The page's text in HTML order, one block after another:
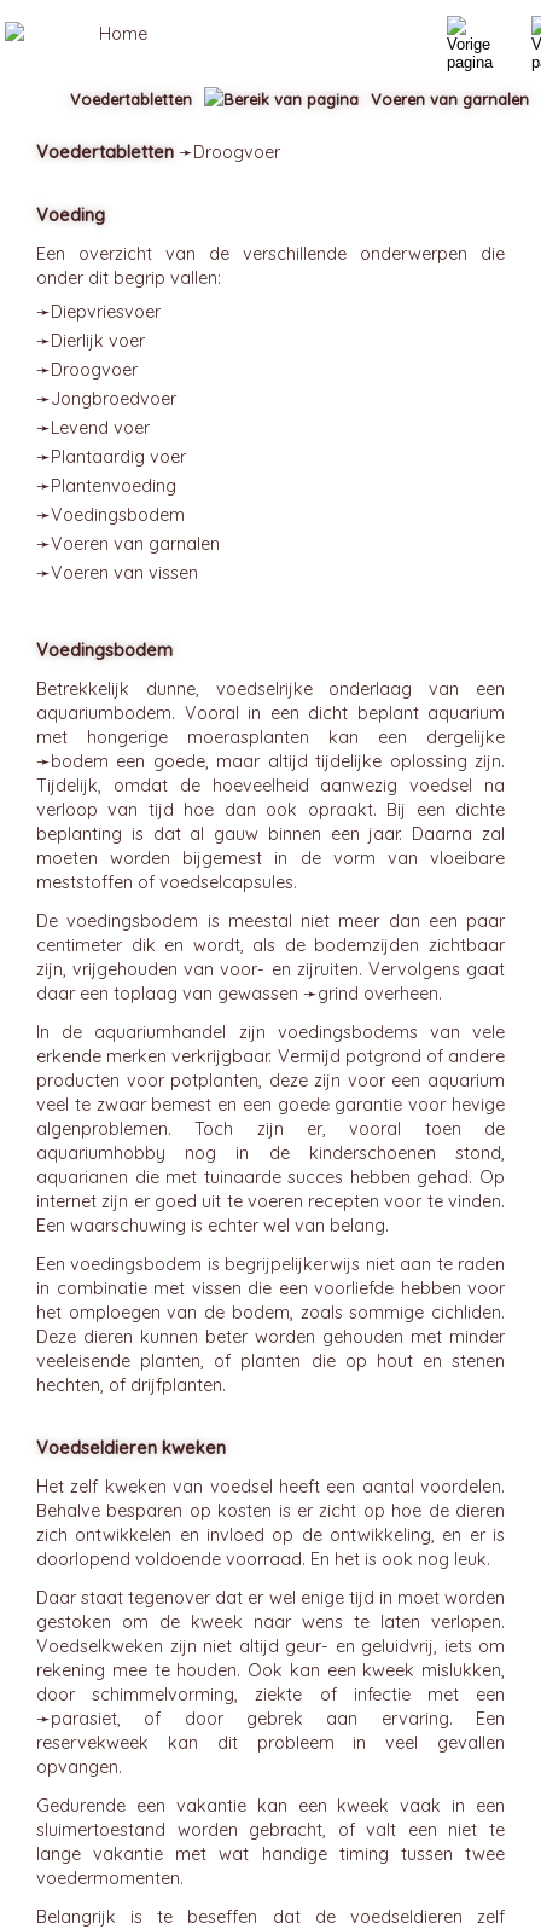
Voedertabletten ➛Droogvoer
Voeding
Een overzicht van de verschillende onderwerpen die
onder dit begrip vallen:
➛Diepvriesvoer
➛Dierlijk voer
➛Droogvoer
➛Jongbroedvoer
➛Levend voer
➛Plantaardig voer
➛Plantenvoeding
➛Voedingsbodem
➛Voeren van garnalen
➛Voeren van vissen
Voedingsbodem
Betrekkelijk dunne, voedselrijke onderlaag van een
aquariumbodem. Vooral in een dicht beplant aquarium
met hongerige moerasplanten kan een dergelijke
➛bodem een goede, maar altijd tijdelijke oplossing zijn.
Tijdelijk, omdat de hoeveelheid aanwezig voedsel na
verloop van tijd hoe dan ook opraakt. Bij een dichte
beplanting is dat al gauw binnen een jaar. Daarna zal
moeten worden bijgemest in de vorm van vloeibare
meststoffen of voedselcapsules.
De voedingsbodem is meestal niet meer dan een paar
centimeter dik en wordt, als de bodemzijden zichtbaar
zijn, vrijgehouden van voor- en zijruiten. Vervolgens gaat
daar een toplaag van gewassen ➛grind overheen.
In de aquariumhandel zijn voedingsbodems van vele
erkende merken verkrijgbaar. Vermijd potgrond of andere
producten voor potplanten, deze zijn voor een aquarium
veel te zwaar bemest en een goede garantie voor hevige
algenproblemen. Toch zijn er, vooral toen de
aquariumhobby nog in de kinderschoenen stond,
aquarianen die met tuinaarde succes hebben gehad. Op
internet zijn er goed uit te voeren recepten voor te vinden.
Een waarschuwing is echter wel van belang.
Een voedingsbodem is begrijpelijkerwijs niet aan te raden
in combinatie met vissen die een voorliefde hebben voor
het omploegen van de bodem, zoals sommige cichliden.
Deze dieren kunnen beter worden gehouden met minder
veeleisende planten, of planten die op hout en stenen
hechten, of drijfplanten.
Voedseldieren kweken
Het zelf kweken van voedsel heeft een aantal voordelen.
Behalve besparen op kosten is er zicht op hoe de dieren
zich ontwikkelen en invloed op de ontwikkeling, en er is
doorlopend voldoende voorraad. En het is ook nog leuk.
Daar staat tegenover dat er wel enige tijd in moet worden
gestoken om de kweek naar wens te laten verlopen.
Voedselkweken zijn niet altijd geur- en geluidvrij, iets om
rekening mee te houden. Ook kan een kweek mislukken,
door schimmelvorming, ziekte of infectie met een
➛parasiet, of door gebrek aan ervaring. Een
reservekweek kan dit probleem in veel gevallen
opvangen.
Gedurende een vakantie kan een kweek vaak in een
sluimertoestand worden gebracht, of valt een niet te
lange vakantie met wat handige timing tussen twee
voedermomenten.
Belangrijk is te beseffen dat de voedseldieren zelf
Voedertabletten Voeren van garnalen